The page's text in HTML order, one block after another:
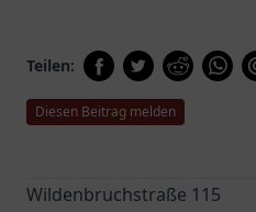
Teilen:
Diesen Beitrag melden
Wildenbruchstraße 115